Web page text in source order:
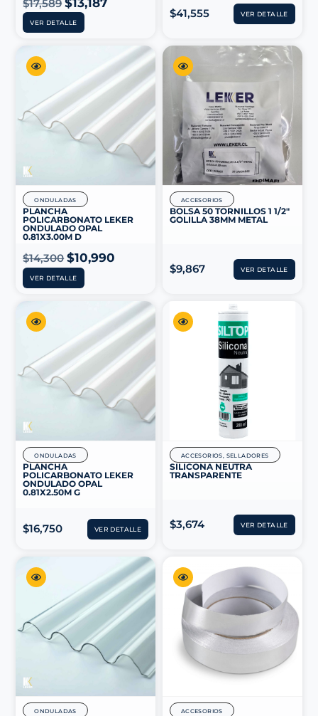
$17,589
VER DETALLE
$41,555 VER DETALLE
ONDULADAS
PLANCHA
POLICARBONATO LEKER
ONDULADO OPAL
0.81X3.00M D
$14,300 $10,990
VER DETALLE
ACCESORIOS
BOLSA 50 TORNILLOS 1 1/2″
GOLILLA 38MM METAL
$9,867 VER DETALLE
ONDULADAS
PLANCHA
POLICARBONATO LEKER
ONDULADO OPAL
0.81X2.50M G
$16,750 VER DETALLE
ACCESORIOS, SELLADORES
SILICONA NEUTRA
TRANSPARENTE
$3,674 VER DETALLE
ONDULADAS ACCESORIOS